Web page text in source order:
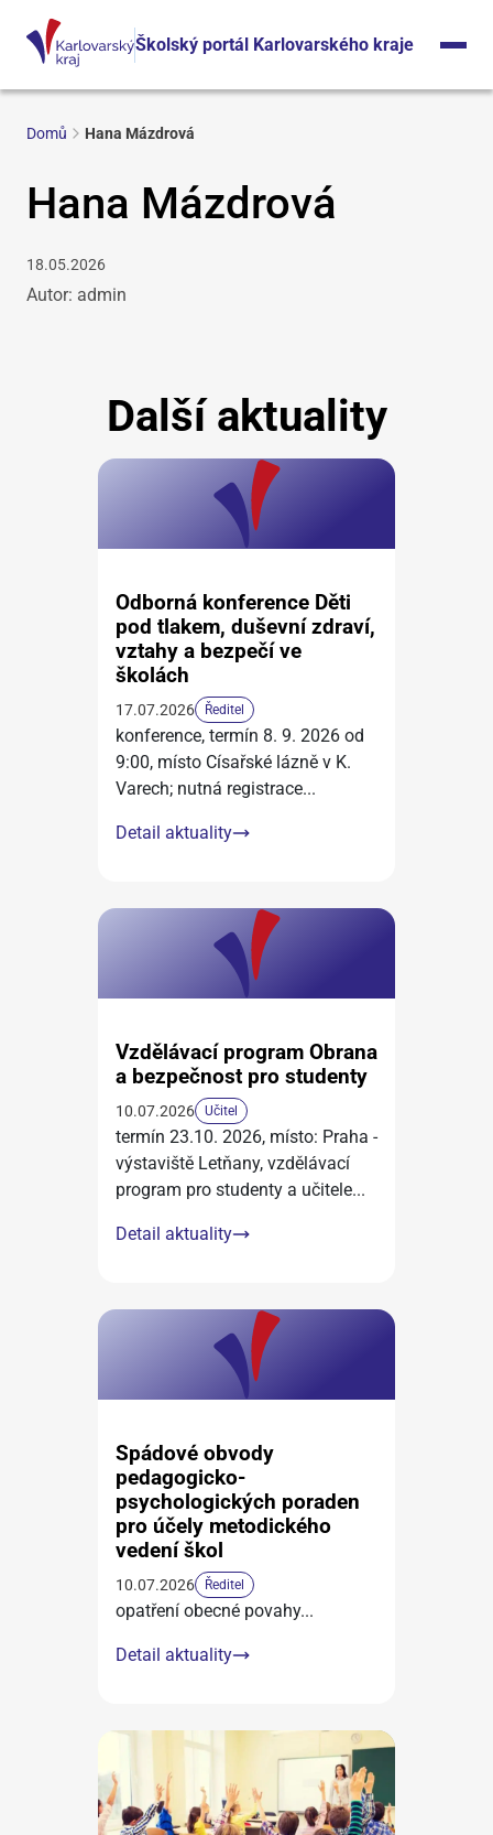
Školský portál Karlovarského kraje
Domů Hana Mázdrová
Hana Mázdrová
18.05.2026
Autor: admin
Další aktuality
Odborná konference Děti
pod tlakem, duševní zdraví,
vztahy a bezpečí ve
školách
17.07.2026 Ředitel
konference, termín 8. 9. 2026 od
9:00, místo Císařské lázně v K.
Varech; nutná registrace...
Detail aktuality
Vzdělávací program Obrana
a bezpečnost pro studenty
10.07.2026 Učitel
termín 23.10. 2026, místo: Praha -
výstaviště Letňany, vzdělávací
program pro studenty a učitele...
Detail aktuality
Spádové obvody
pedagogicko-
psychologických poraden
pro účely metodického
vedení škol
10.07.2026 Ředitel
opatření obecné povahy...
Detail aktuality